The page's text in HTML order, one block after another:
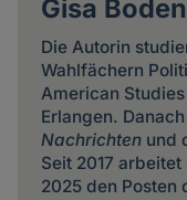
Gisa
Die Autorin
Wahlfächern
American
Erlangen.
Nachrichtenund
Seit 2017
2025 den Posten